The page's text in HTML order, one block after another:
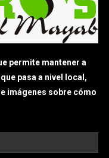
permite mantener a
pasa a nivel local,
imágenes sobre cómo